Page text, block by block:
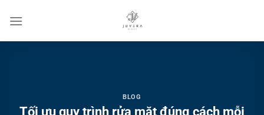
đến
BLOG
Tối ưu quy trình rửa mặt đúng cách mỗi